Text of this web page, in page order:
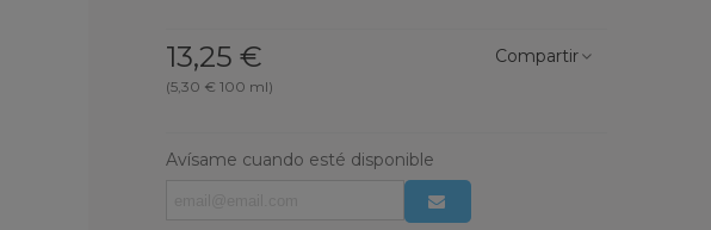
13,25 €
(5,30 € 100 ml)
Compartir
Avísame cuando esté disponible